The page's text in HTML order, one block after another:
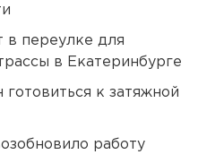
переулке для
в Екатеринбурге
к затяжной
работу